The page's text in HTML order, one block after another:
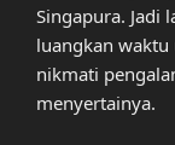
Singapura. Jadi
luangkan
nikmati
menyertainya.